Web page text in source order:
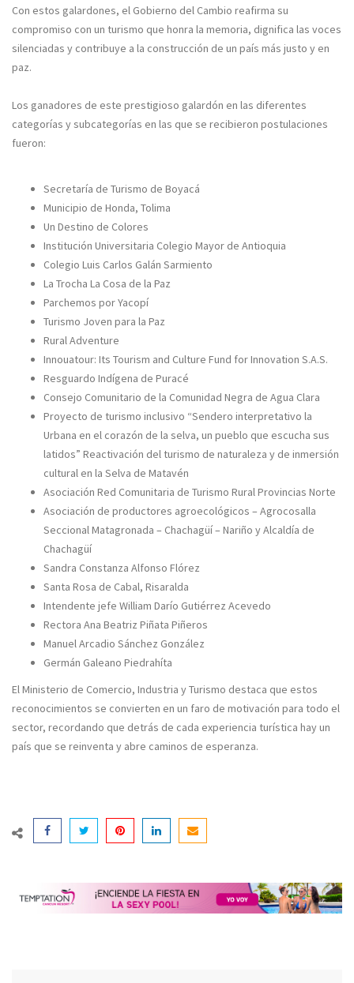
Con estos galardones, el Gobierno del Cambio reafirma su
compromiso con un turismo que honra la memoria, dignifica las voces
silenciadas y contribuye a la construcción de un país más justo y en
paz.
Los ganadores de este prestigioso galardón en las diferentes
categorías y subcategorías en las que se recibieron postulaciones
fueron:
Secretaría de Turismo de Boyacá
Municipio de Honda, Tolima
Un Destino de Colores
Institución Universitaria Colegio Mayor de Antioquia
Colegio Luis Carlos Galán Sarmiento
La Trocha La Cosa de la Paz
Parchemos por Yacopí
Turismo Joven para la Paz
Rural Adventure
Innouatour: Its Tourism and Culture Fund for Innovation S.A.S.
Resguardo Indígena de Puracé
Consejo Comunitario de la Comunidad Negra de Agua Clara
Proyecto de turismo inclusivo “Sendero interpretativo la
Urbana en el corazón de la selva, un pueblo que escucha sus
latidos” Reactivación del turismo de naturaleza y de inmersión
cultural en la Selva de Matavén
Asociación Red Comunitaria de Turismo Rural Provincias Norte
Asociación de productores agroecológicos – Agrocosalla
Seccional Matagronada – Chachagüí – Nariño y Alcaldía de
Chachagüí
Sandra Constanza Alfonso Flórez
Santa Rosa de Cabal, Risaralda
Intendente jefe William Darío Gutiérrez Acevedo
Rectora Ana Beatriz Piñata Piñeros
Manuel Arcadio Sánchez González
Germán Galeano Piedrahíta
El Ministerio de Comercio, Industria y Turismo destaca que estos
reconocimientos se convierten en un faro de motivación para todo el
sector, recordando que detrás de cada experiencia turística hay un
país que se reinventa y abre caminos de esperanza.